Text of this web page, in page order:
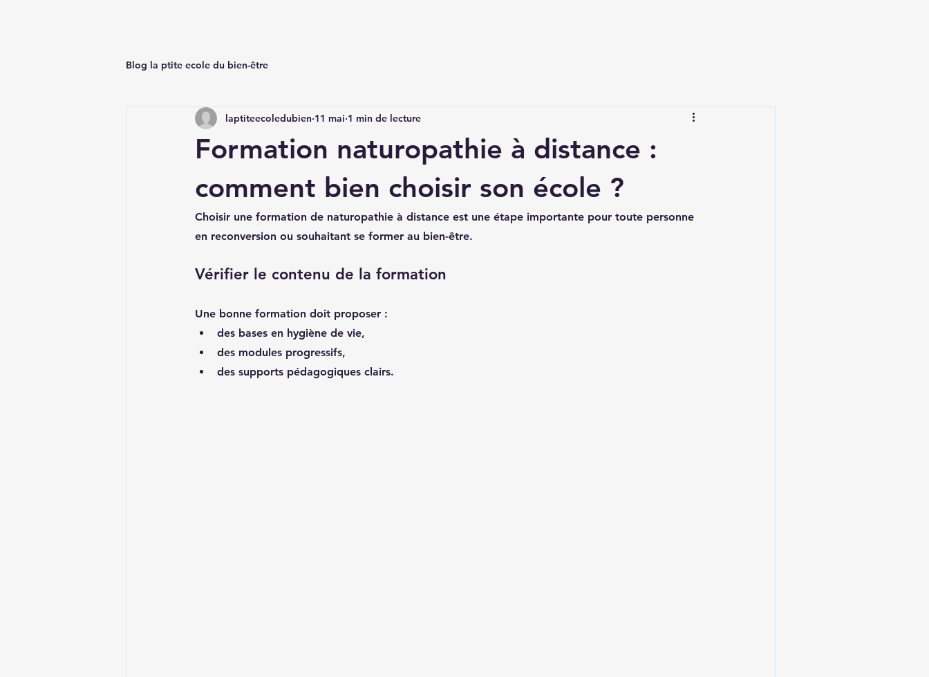
Blog la ptite ecole du bien-être
Formation naturopathie à distance :
comment bien choisir son école ?
laptiteecoledubien 11 mai 1 min de lecture
Choisir une formation de naturopathie à distance est une étape importante pour toute personne
en reconversion ou souhaitant se former au bien-être.
Vérifier le contenu de la formation
Une bonne formation doit proposer :
des bases en hygiène de vie,
des modules progressifs,
des supports pédagogiques clairs.